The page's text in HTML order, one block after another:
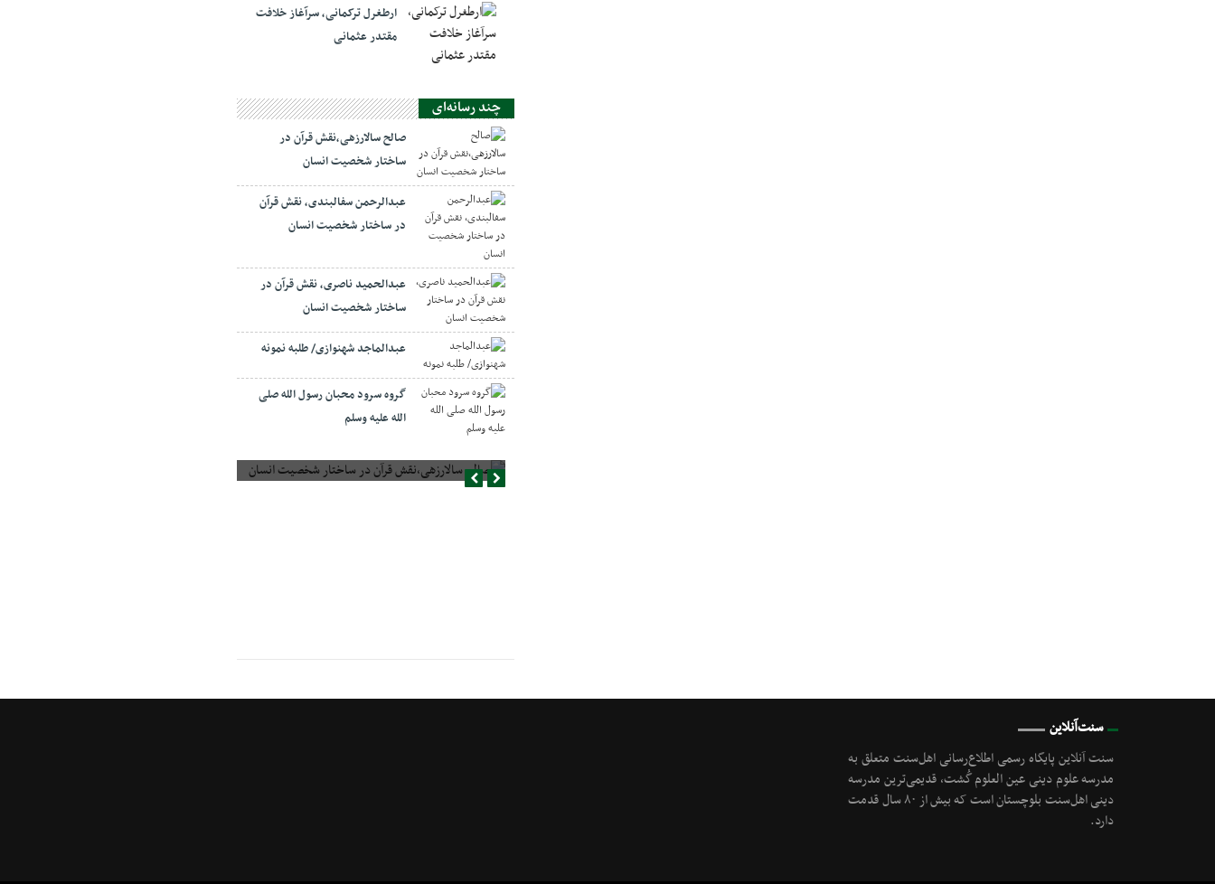
ارطغرل ترکمانی، سرآغاز خلافت
مقتدر عثمانی
چند رسانه‌ای
صالح سالارزهی،‌نقش قرآن در
ساختار شخصیت انسان
عبدالرحمن سفالبندی، نقش قرآن
در ساختار شخصیت انسان
عبدالحمید ناصری، نقش قرآن در
ساختار شخصیت انسان
عبدالماجد شهنوازی/ طلبه نمونه
گروه سرود محبان رسول الله صلی
الله علیه وسلم
صالح سالارزهی،‌نقش قرآن در ساختار شخصیت انسان
سنت‌آنلاین
سنت آنلاین پایگاه رسمی اطلاع‌رسانی اهل‌سنت متعلق به
مدرسه علوم دینی عین العلوم گُشت, قدیمی‌ترین مدرسه
دینی اهل‌سنت بلوچستان است که بیش از ۸۰ سال قدمت
دارد.